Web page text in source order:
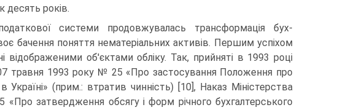
десять років.
системи продовжувалась трансформація бух­
бачення поняття нематеріальних активів. Першим успіхом
відображеними об'єктами обліку. Так, прийняті в 1993 році
07 травня 1993 року № 25 «Про застосування По­ложення про
в Україні» (прим.: втратив чинність) [10], Наказ Міністерства
затвердження обсягу і форм річ­ного бухгалтерського